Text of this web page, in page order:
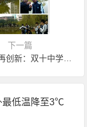
下一篇
厦门教育再创新：双十中学开设钓鱼课
最低温降至3℃